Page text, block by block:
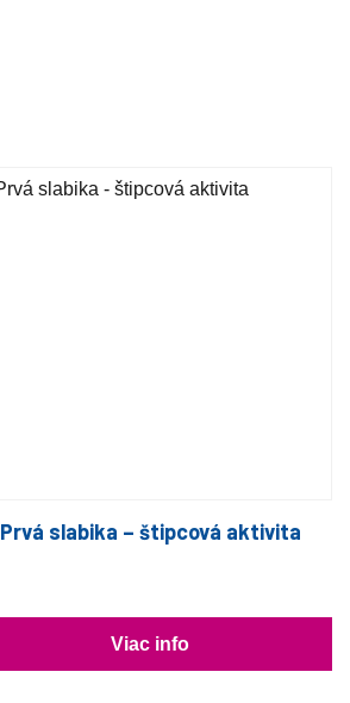
Prvá slabika – štipcová aktivita
Viac info